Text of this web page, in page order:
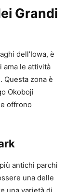
Grandi
dell’Iowa, è
ama le attività
zona è
Okoboji
offrono
antichi parchi
una delle